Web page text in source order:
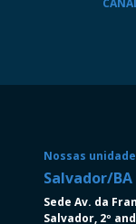
Nossas
Salvador/BA
Sede Av. da
Salvador, 2º